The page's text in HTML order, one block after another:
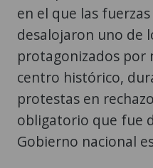
en el que las
desalojaron uno de
protagonizados por
centro histórico,
protestas en
obligatorio que fue
Gobierno nacional